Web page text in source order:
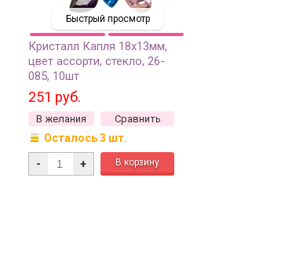
Быстрый просмотр
Кристалл Капля 18х13мм,
цвет ассорти, стекло, 26-
085, 10шт
251 руб.
В желания Сравнить
Осталось 3 шт.
- +